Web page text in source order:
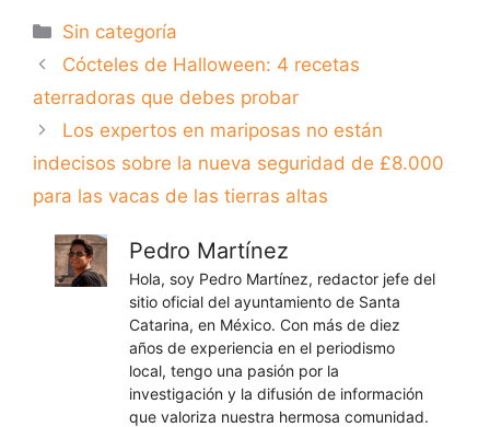
Categorías
Sin categoría
Cócteles de Halloween: 4 recetas
aterradoras que debes probar
Los expertos en mariposas no están
indecisos sobre la nueva seguridad de £8.000
para las vacas de las tierras altas
Pedro Martínez
Hola, soy Pedro Martínez, redactor jefe del
sitio oficial del ayuntamiento de Santa
Catarina, en México. Con más de diez
años de experiencia en el periodismo
local, tengo una pasión por la
investigación y la difusión de información
que valoriza nuestra hermosa comunidad.